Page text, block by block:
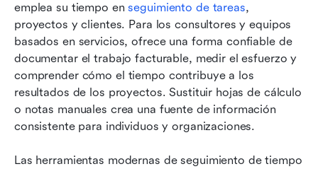
emplea su tiempo en seguimiento de tareas,
proyectos y clientes. Para los consultores y equipos
basados en servicios, ofrece una forma confiable de
documentar el trabajo facturable, medir el esfuerzo y
comprender cómo el tiempo contribuye a los
resultados de los proyectos. Sustituir hojas de cálculo
o notas manuales crea una fuente de información
consistente para individuos y organizaciones.
Las herramientas modernas de seguimiento de tiempo